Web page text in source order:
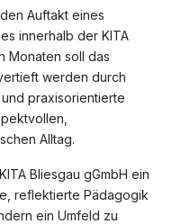
Auftakt eines
innerhalb der KITA
Monaten soll das
werden durch
praxisorientierte
Alltag.
Bliesgau gGmbH ein
reflektierte Pädagogik
ein Umfeld zu